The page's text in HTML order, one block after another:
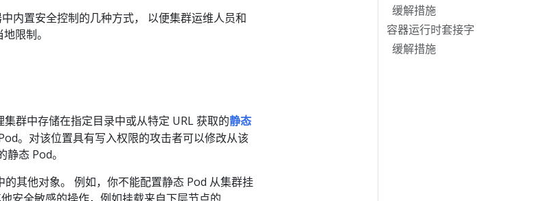
缓解措施
容器运行时套接字
缓解措施
内置安全控制的几种方式， 以便集群运维人员和
限制。
集群中存储在指定目录中或从特定 URL 获取的静态
。对该位置具有写入权限的攻击者可以修改从该
态 Pod。
其他对象。 例如，你不能配置静态 Pod 从集群挂